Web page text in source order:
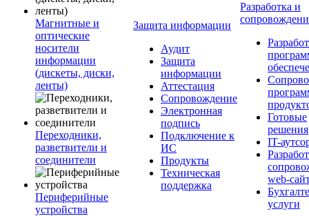
Магнитные и
оптические
носители
информации
(дискеты, диски,
ленты)
Переходники,
разветвители и
соединители
Периферийные
устройства
Защита информации
Аудит
Защита
информации
Аттестация
Сопровождение
Электронная
подпись
Подключение к
ИС
Продукты
Техническая
поддержка
Разработка и
Готовые
решения
IT-
web-
услуги